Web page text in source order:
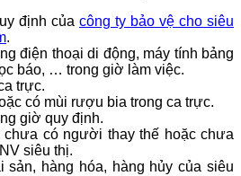
định của công ty bảo vệ cho siêu
.
điện thoại di động, máy tính bảng
báo, … trong giờ làm việc.
trực.
có mùi rượu bia trong ca trực.
giờ quy định.
có người thay thế hoặc chưa
siêu thị.
sản, hàng hóa, hàng hủy của siêu